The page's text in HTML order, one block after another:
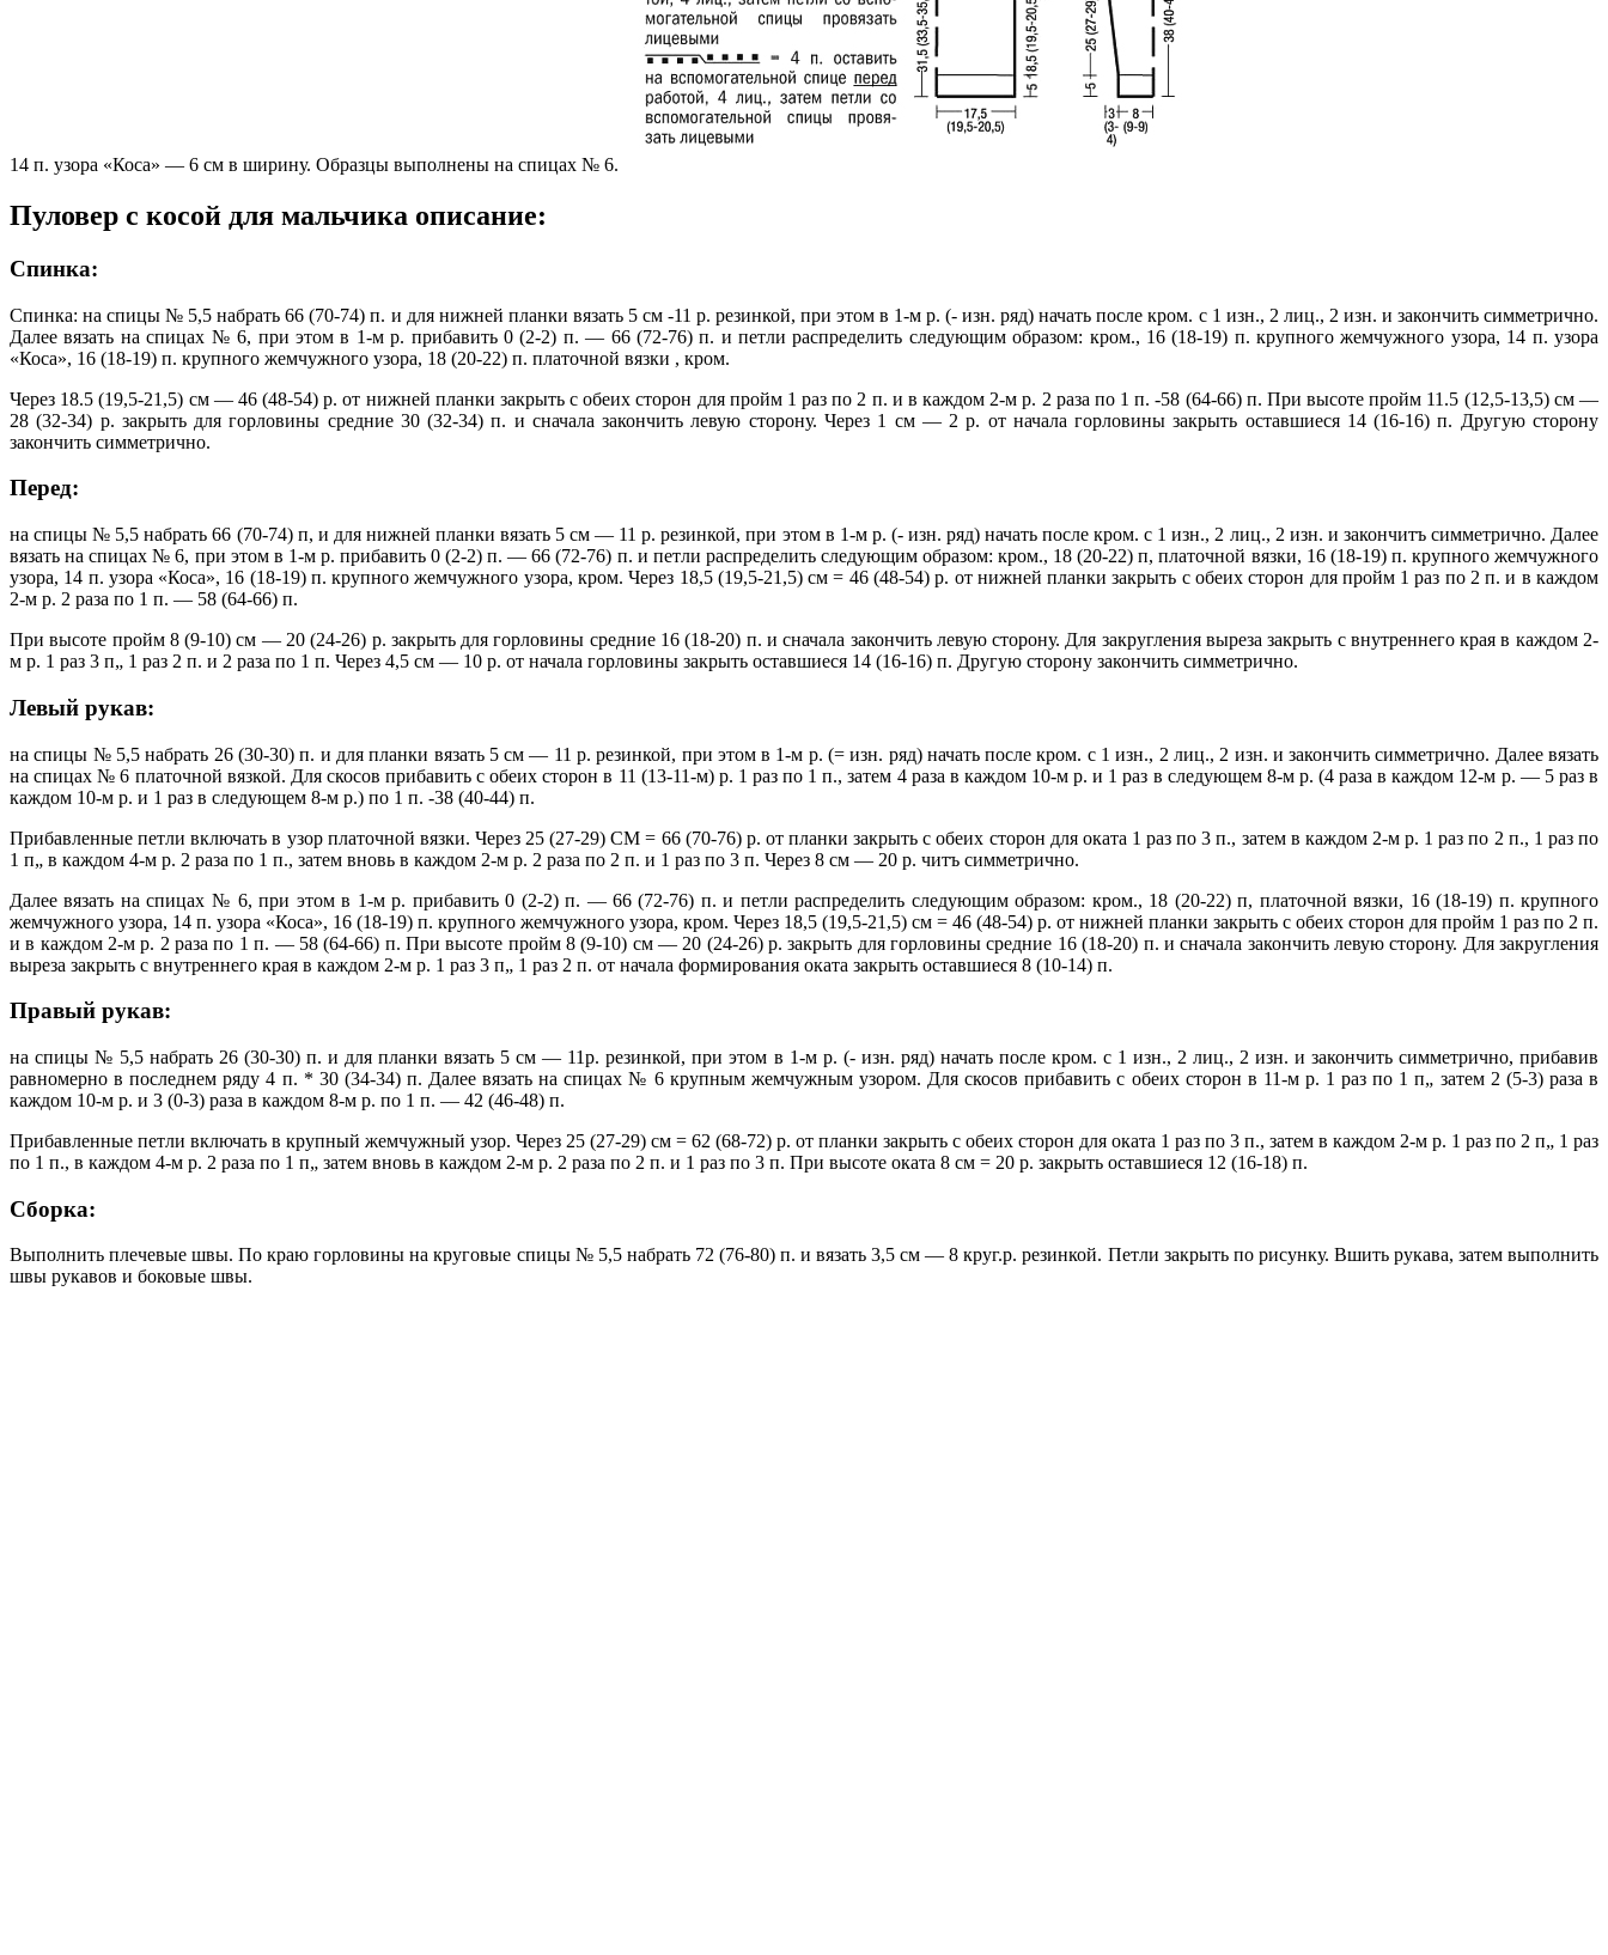
14 п. узора «Коса» — 6 см в ширину. Образцы выполнены на спицах № 6.
Пуловер с косой для мальчика описание:
Спинка:
Спинка: на спицы № 5,5 набрать 66 (70-74) п. и для нижней планки вязать 5 см -11 р. резинкой, при этом в 1-м р. (- изн. ряд) начать после кром. с 1 изн., 2 лиц., 2 изн. и закончить симметрично.
Далее вязать на спицах № 6, при этом в 1-м р. прибавить 0 (2-2) п. — 66 (72-76) п. и петли распределить следующим образом: кром., 16 (18-19) п. крупного жемчужного узора, 14 п. узора
«Коса», 16 (18-19) п. крупного жемчужного узора, 18 (20-22) п. платочной вязки , кром.
Через 18.5 (19,5-21,5) см — 46 (48-54) р. от нижней планки закрыть с обеих сторон для пройм 1 раз по 2 п. и в каждом 2-м р. 2 раза по 1 п. -58 (64-66) п. При высоте пройм 11.5 (12,5-13,5) см —
28 (32-34) р. закрыть для горловины средние 30 (32-34) п. и сначала закончить левую сторону. Через 1 см — 2 р. от начала горловины закрыть оставшиеся 14 (16-16) п. Другую сторону
закончить симметрично.
Перед:
на спицы № 5,5 набрать 66 (70-74) п, и для нижней планки вязать 5 см — 11 р. резинкой, при этом в 1-м р. (- изн. ряд) начать после кром. с 1 изн., 2 лиц., 2 изн. и закончитъ симметрично. Далее
вязать на спицах № 6, при этом в 1-м р. прибавить 0 (2-2) п. — 66 (72-76) п. и петли распределить следующим образом: кром., 18 (20-22) п, платочной вязки, 16 (18-19) п. крупного жемчужного
узора, 14 п. узора «Коса», 16 (18-19) п. крупного жемчужного узора, кром. Через 18,5 (19,5-21,5) см = 46 (48-54) р. от нижней планки закрыть с обеих сторон для пройм 1 раз по 2 п. и в каждом
2-м р. 2 раза по 1 п. — 58 (64-66) п.
При высоте пройм 8 (9-10) см — 20 (24-26) р. закрыть для горловины средние 16 (18-20) п. и сначала закончить левую сторону. Для закругления выреза закрыть с внутреннего края в каждом 2-
м р. 1 раз 3 п„ 1 раз 2 п. и 2 раза по 1 п. Через 4,5 см — 10 р. от начала горловины закрыть оставшиеся 14 (16-16) п. Другую сторону закончить симметрично.
Левый рукав:
на спицы № 5,5 набрать 26 (30-30) п. и для планки вязать 5 см — 11 р. резинкой, при этом в 1-м р. (= изн. ряд) начать после кром. с 1 изн., 2 лиц., 2 изн. и закончить симметрично. Далее вязать
на спицах № 6 платочной вязкой. Для скосов прибавить с обеих сторон в 11 (13-11-м) р. 1 раз по 1 п., затем 4 раза в каждом 10-м р. и 1 раз в следующем 8-м р. (4 раза в каждом 12-м р. — 5 раз в
каждом 10-м р. и 1 раз в следующем 8-м р.) по 1 п. -38 (40-44) п.
Прибавленные петли включать в узор платочной вязки. Через 25 (27-29) СМ = 66 (70-76) р. от планки закрыть с обеих сторон для оката 1 раз по 3 п., затем в каждом 2-м р. 1 раз по 2 п., 1 раз по
1 п„ в каждом 4-м р. 2 раза по 1 п., затем вновь в каждом 2-м р. 2 раза по 2 п. и 1 раз по 3 п. Через 8 см — 20 р. читъ симметрично.
Далее вязать на спицах № 6, при этом в 1-м р. прибавить 0 (2-2) п. — 66 (72-76) п. и петли распределить следующим образом: кром., 18 (20-22) п, платочной вязки, 16 (18-19) п. крупного
жемчужного узора, 14 п. узора «Коса», 16 (18-19) п. крупного жемчужного узора, кром. Через 18,5 (19,5-21,5) см = 46 (48-54) р. от нижней планки закрыть с обеих сторон для пройм 1 раз по 2 п.
и в каждом 2-м р. 2 раза по 1 п. — 58 (64-66) п. При высоте пройм 8 (9-10) см — 20 (24-26) р. закрыть для горловины средние 16 (18-20) п. и сначала закончить левую сторону. Для закругления
выреза закрыть с внутреннего края в каждом 2-м р. 1 раз 3 п„ 1 раз 2 п. от начала формирования оката закрыть оставшиеся 8 (10-14) п.
Правый рукав:
на спицы № 5,5 набрать 26 (30-30) п. и для планки вязать 5 см — 11р. резинкой, при этом в 1-м р. (- изн. ряд) начать после кром. с 1 изн., 2 лиц., 2 изн. и закончить симметрично, прибавив
равномерно в последнем ряду 4 п. * 30 (34-34) п. Далее вязать на спицах № 6 крупным жемчужным узором. Для скосов прибавить с обеих сторон в 11-м р. 1 раз по 1 п„ затем 2 (5-3) раза в
каждом 10-м р. и 3 (0-3) раза в каждом 8-м р. по 1 п. — 42 (46-48) п.
Прибавленные петли включать в крупный жемчужный узор. Через 25 (27-29) см = 62 (68-72) р. от планки закрыть с обеих сторон для оката 1 раз по 3 п., затем в каждом 2-м р. 1 раз по 2 п„ 1 раз
по 1 п., в каждом 4-м р. 2 раза по 1 п„ затем вновь в каждом 2-м р. 2 раза по 2 п. и 1 раз по 3 п. При высоте оката 8 см = 20 р. закрыть оставшиеся 12 (16-18) п.
Сборка:
Выполнить плечевые швы. По краю горловины на круговые спицы № 5,5 набрать 72 (76-80) п. и вязать 3,5 см — 8 круг.р. резинкой. Петли закрыть по рисунку. Вшить рукава, затем выполнить
швы рукавов и боковые швы.